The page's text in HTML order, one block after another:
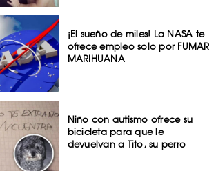
¡El sueño de miles! La NASA te
ofrece empleo solo por FUMAR
MARIHUANA
Niño con autismo ofrece su
bicicleta para que le
devuelvan a Tito, su perro